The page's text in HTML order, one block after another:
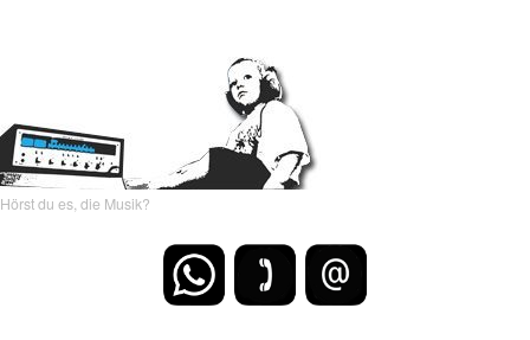
Hörst du es, die Musik?